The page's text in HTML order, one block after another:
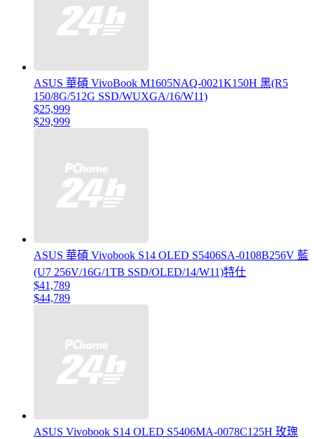
ASUS 華碩 VivoBook M1605NAQ-0021K150H 黑(R5
150/8G/512G SSD/WUXGA/16/W11)
$25,999
$29,999
ASUS 華碩 Vivobook S14 OLED S5406SA-0108B256V 藍
(U7 256V/16G/1TB SSD/OLED/14/W11)特仕
$41,789
$44,789
ASUS Vivobook S14 OLED S5406MA-0078C125H 玫瑰